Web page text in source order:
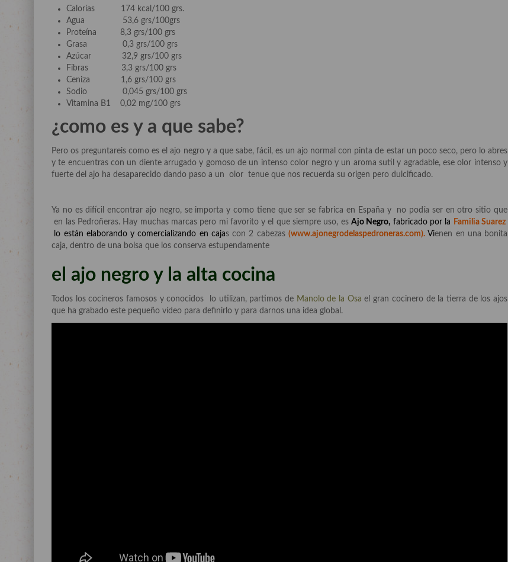
Calorías 174 kcal/100 grs.
Agua 53,6 grs/100grs
Proteína 8,3 grs/100 grs
Grasa 0,3 grs/100 grs
Azúcar 32,9 grs/100 grs
Fibras 3,3 grs/100 grs
Ceniza 1,6 grs/100 grs
Sodio 0,045 grs/100 grs
Vitamina B1 0,02 mg/100 grs
¿como es y a que sabe?
Pero os preguntareis como es el ajo negro y a que sabe, fácil, es un ajo normal con pinta de estar un poco seco, pero lo abres
y te encuentras con un diente arrugado y gomoso de un intenso color negro y un aroma sutil y agradable, ese olor intenso y
fuerte del ajo ha desaparecido dando paso a un olor tenue que nos recuerda su origen pero dulcificado.
Ya no es difícil encontrar ajo negro, se importa y como tiene que ser se fabrica en España y no podía ser en otro sitio que
en las Pedroñeras. Hay muchas marcas pero mi favorito y el que siempre uso, esAjo Negro, fa bricado por la
Familia Suarez
lo están elaborando y comercializando en cajas con 2 cabezas (www.ajonegrodelaspedroneras.com). Vienen en una bonita
caja, dentro de una bolsa que los conserva estupendamente
el ajo negro y la alta cocina
Todos los cocineros famosos y conocidos lo utilizan, partimos de Manolo de la Osael gran cocinero de la tierra de los ajos
que ha grabado este pequeño vídeo para definirlo y para darnos una idea global.